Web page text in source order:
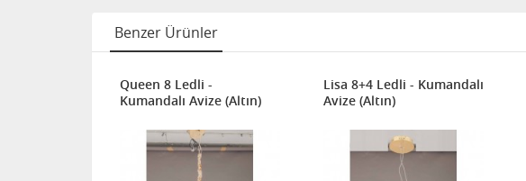
Benzer Ürünler
Queen 8 Ledli -
Kumandalı Avize (Altın)
Lisa 8+4 Ledli - Kumandalı
Avize (Altın)